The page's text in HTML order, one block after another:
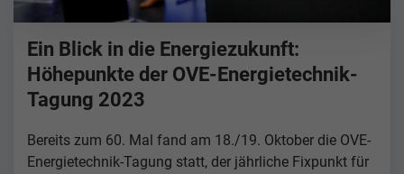
Ein Blick in die Energiezukunft:
Höhepunkte der OVE-Energietechnik-
Tagung 2023
Bereits zum 60. Mal fand am 18./19. Oktober die OVE-
Energietechnik-Tagung statt, der jährliche Fixpunkt für